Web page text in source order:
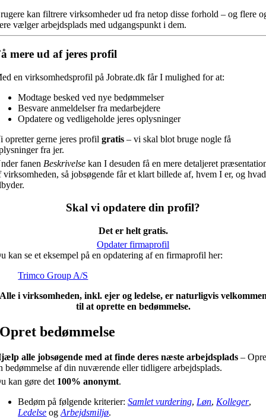
kan filtrere virksomheder ud fra netop disse forhold – og flere
vælger arbejdsplads med udgangspunkt i dem.
mere ud af jeres profil
en virksomhedsprofil på Jobrate.dk får I mulighed for at:
Modtage besked ved nye bedømmelser
Besvare anmeldelser fra medarbejdere
Opdatere og vedligeholde jeres oplysninger
opretter gerne jeres profilgratis – vi skal blot bruge nogle få
fra jer.
fanen Beskrivelse kan I desuden få en mere detaljeret
virksomheden, så jobsøgende får et klart billede af, hvem I er, og
Skal vi opdatere din profil?
Det er helt gratis.
Opdater firmaprofil
kan se et eksempel på en opdatering af en firmaprofil her:
Trimco Group A/S
i virksomheden, inkl. ejer og ledelse, er naturligvis
til at oprette en bedømmelse.
Opret bedømmelse
alle jobsøgende med at finde deres næste arbejdsplads –
bedømmelse af din nuværende eller tidligere arbejdsplads.
kan gøre det 100% anonymt.
Bedøm på følgende kriterier:Samlet vurdering, Løn, Kolleger,
Ledelse ogArbejdsmiljø.